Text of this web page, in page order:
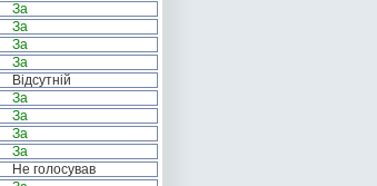
За
За
За
За
Відсутній
За
За
За
За
Не голосував